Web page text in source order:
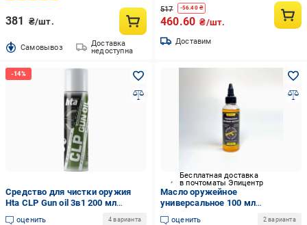
381 ₴/шт.
Cамовывоз
Доставка
недоступна
517 -56.40₴
460.60 ₴/шт.
Доставим
Средство для чистки оружия
Hta CLP Gun oil 3в1 200 мл
(HTA4092)
оценить 4 варианта
Бесплатная доставка
в почтоматы Эпицентр
Масло оружейное
универсальное 100 мл
(19229289)
оценить 2 варианта